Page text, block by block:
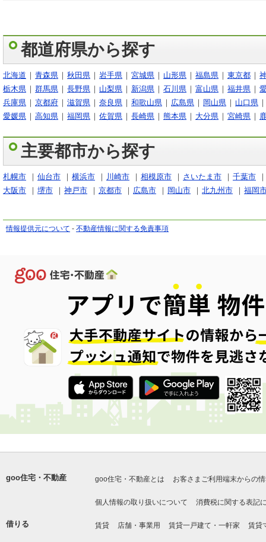
都道府県から探す
北海道 青森県 秋田県 岩手県 宮城県 山形県 福島県 東京都
栃木県
群馬県 長野県 山梨県 新潟県 石川県 富山県 福井県
兵庫県
京都府 滋賀県 奈良県 和歌山県 広島県 岡山県
山口県
愛媛県
高知県 福岡県 佐賀県 長崎県 熊本県 大分県 宮崎県
主要都市から探す
札幌市 仙台市 横浜市 川崎市 相模原市 さいたま市
千葉市
大阪市
堺市 神戸市 京都市 広島市 岡山市 北九州市 福岡
情報提供元について - 不動産情報に関する免責事項
goo住宅・不動産 goo住宅・不動産とは お客さまご利用端末からの
個人情報の取り扱いについて 消費税に関する表記
借りる 賃貸 店舗・事業用 賃貸一戸建て・一軒家 賃貸